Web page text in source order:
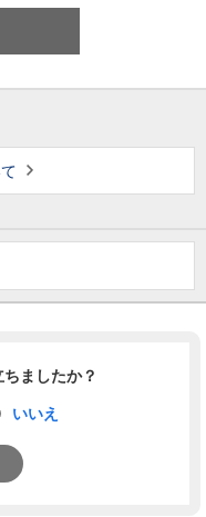
ましたか？
いいえ